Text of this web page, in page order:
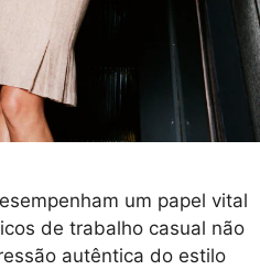
um papel vital
de trabalho casual não
autêntica do estilo